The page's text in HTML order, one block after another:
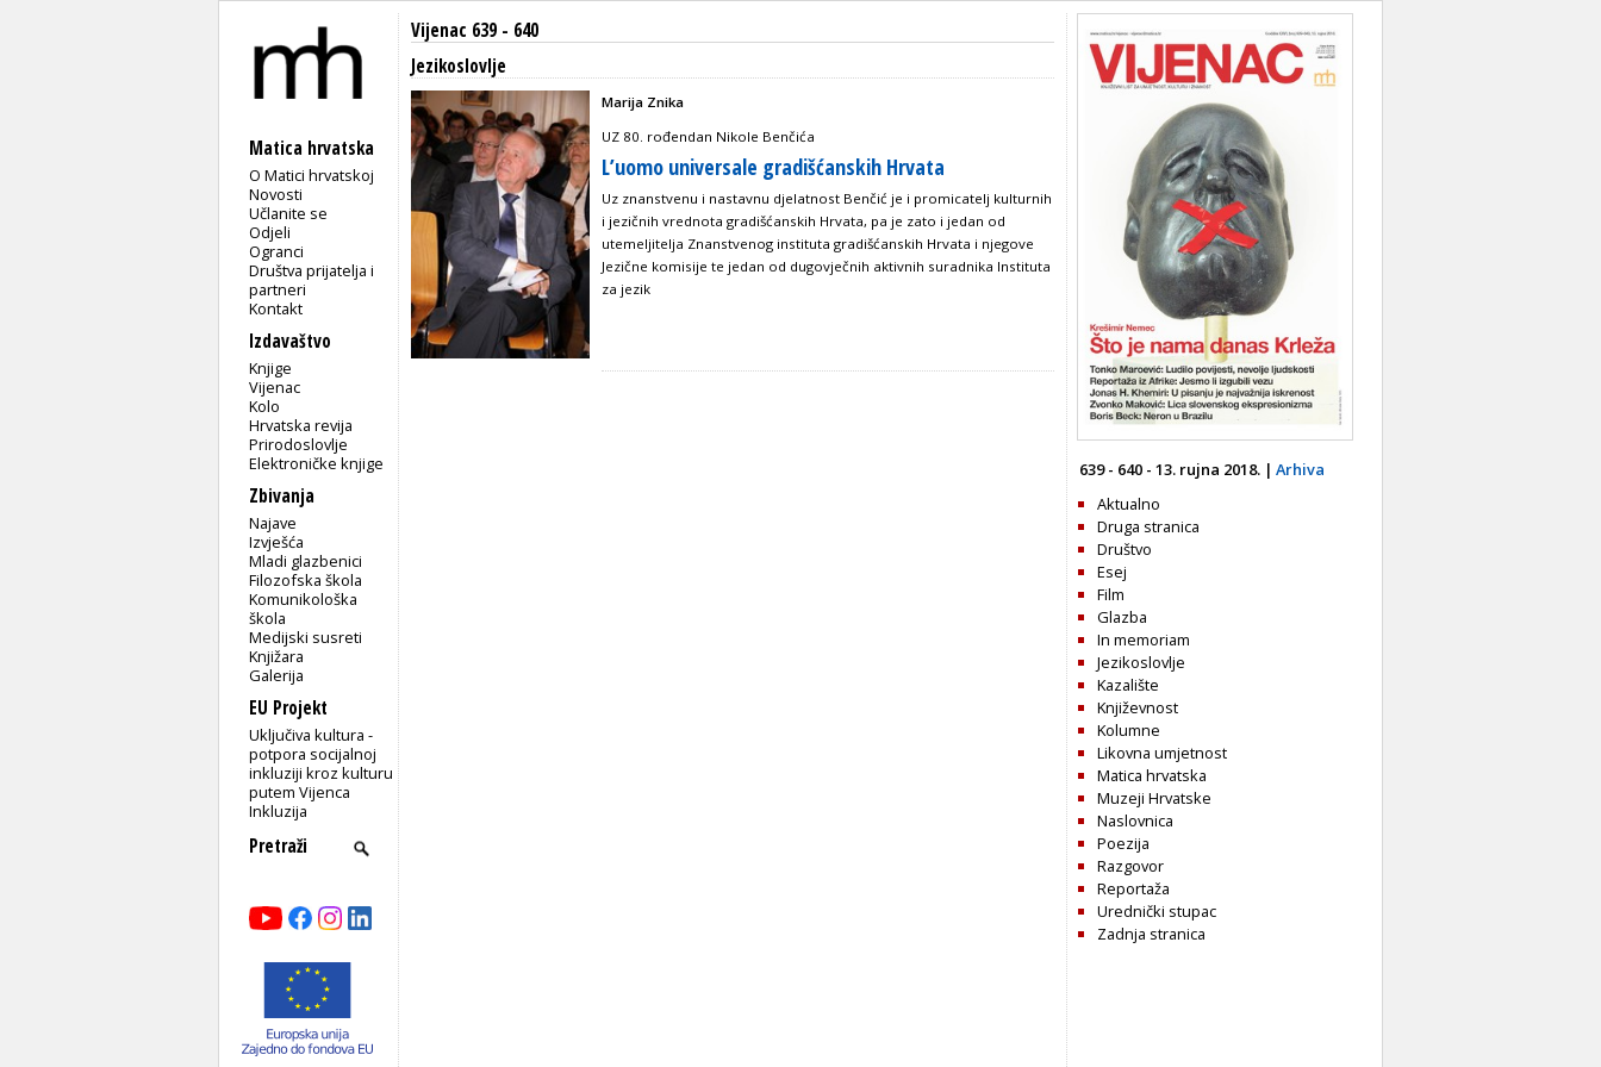
Matica hrvatska
O Matici hrvatskoj
Novosti
Učlanite se
Odjeli
Ogranci
Društva prijatelja i
partneri
Kontakt
Izdavaštvo
Knjige
Vijenac
Kolo
Hrvatska revija
Prirodoslovlje
Elektroničke knjige
Zbivanja
Najave
Izvješća
Mladi glazbenici
Filozofska škola
Komunikološka
škola
Medijski susreti
Knjižara
Galerija
EU Projekt
Uključiva kultura -
potpora socijalnoj
inkluziji kroz kulturu
putem Vijenca
Inkluzija
Vijenac 639 - 640
Jezikoslovlje
Marija Znika
UZ 80. rođendan Nikole Benčića
L’uomo universale gradišćanskih Hrvata
Uz znanstvenu i nastavnu djelatnost Benčić je i promicatelj kulturnih
i jezičnih vrednota gradišćanskih Hrvata, pa je zato i jedan od
utemeljitelja Znanstvenog instituta gradišćanskih Hrvata i njegove
Jezične komisije te jedan od dugovječnih aktivnih suradnika Instituta
za jezik
639 - 640 - 13. rujna 2018. | Arhiva
Aktualno
Druga stranica
Društvo
Esej
Film
Glazba
In memoriam
Jezikoslovlje
Kazalište
Književnost
Kolumne
Likovna umjetnost
Matica hrvatska
Muzeji Hrvatske
Naslovnica
Poezija
Razgovor
Reportaža
Urednički stupac
Zadnja stranica